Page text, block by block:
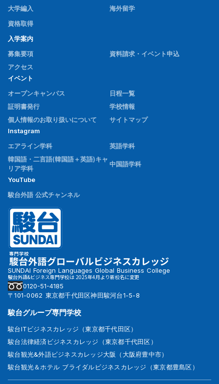
大学編入
海外留学
資格取得
入学案内
募集要項
資料請求・イベント申込
アクセス
イベント
オープンキャンパス
日程一覧
証明書発行
学校情報
個人情報のお取り扱いについて
サイトマップ
Instagram
エアライン学科
英語学科
韓国語・二言語(韓国語＋英語)キャ
リア学科
中国語学科
YouTube
駿台外語 公式チャンネル
SUNDAI Foreign Languages Global Business College
駿台外語&ビジネス専門学校は 2025年4月より新校名に変更
0120-51-4185
〒101-0062 東京都千代田区神田駿河台1-5-8
駿台グループ専門学校
駿台ITビジネスカレッジ（東京都千代田区）
駿台法律経済ビジネスカレッジ（東京都千代田区）
駿台観光&外語ビジネスカレッジ大阪（大阪府豊中市）
駿台観光＆ホテル ブライダルビジネスカレッジ（東京都豊島区）